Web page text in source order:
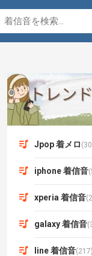
Jpop 着メロ
iphone 着信音
xperia 着信音
galaxy 着信音
line 着信音(217)